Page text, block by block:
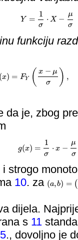
Y =
1
σ
⋅ X −
μ
σ
Y =1σ ⋅ X− μσ
funkciju
(x) = F Y ( x − μ
σ
) ,
FX(x)= F Y(x−μσ) ∀ x
da je, zbog
g(x) =
1
σ
⋅ x −
μ
σ
g( x)= 1σ x−μσ
strogo
10. za (a,b) = (
(a,b)= 1σ ,
dijela.
s 11
5., dovoljno je